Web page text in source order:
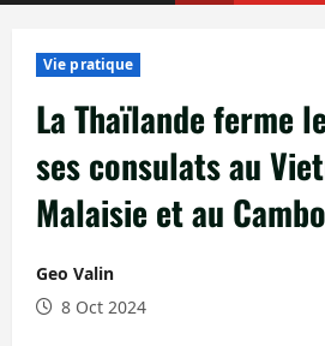
Vie pratique
La Thaïlande ferme
ses consulats au
Malaisie et au
Geo Valin
8 Oct 2024